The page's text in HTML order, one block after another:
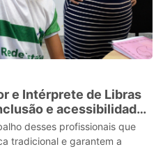
e Intérprete de Libras
e acessibilidade
desses profissionais que
tradicional e garantem a